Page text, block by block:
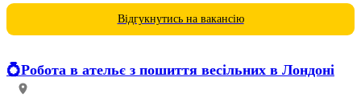
Відгукнутись на вакансію
💍Робота в ательє з пошиття весільних в Лондоні